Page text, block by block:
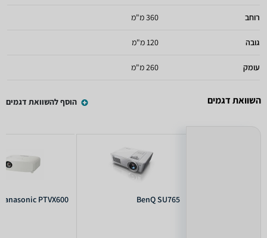
רוחב 360 מ"מ
גובה 120 מ"מ
עומק 260 מ"מ
השוואת דגמים הוסף להשוואת דגמים
BenQ SU765
Panasonic PTVX600